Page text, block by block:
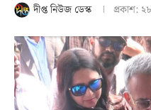
দীপ্ত নিউজ ডেস্ক প্রকাশ: